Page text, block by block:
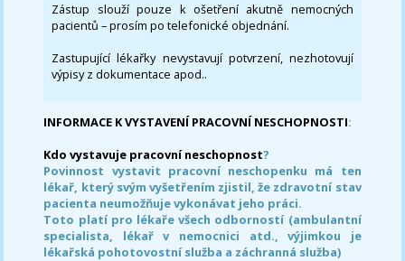
Zástup slouží pouze k ošetření akutně nemocných
pacientů – prosím po telefonické objednání.
Zastupující lékařky nevystavují potvrzení, nezhotovují
výpisy z dokumentace apod..
INFORMACE K VYSTAVENÍ PRACOVNÍ NESCHOPNOSTI:
Kdo vystavuje pracovní neschopnost?
Povinnost vystavit pracovní neschopenku má ten
lékař, který svým vyšetřením zjistil, že zdravotní stav
pacienta neumožňuje vykonávat jeho práci.
Toto platí pro lékaře všech odborností (ambulantní
specialista, lékař v nemocnici atd., výjimkou je
lékařská pohotovostní služba a záchranná služba)